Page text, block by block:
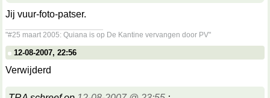
Jij vuur-foto-patser.
"#25 maart 2005: Quiana is op De Kantine vervangen door PV"
12-08-2007, 22:56
Verwijderd